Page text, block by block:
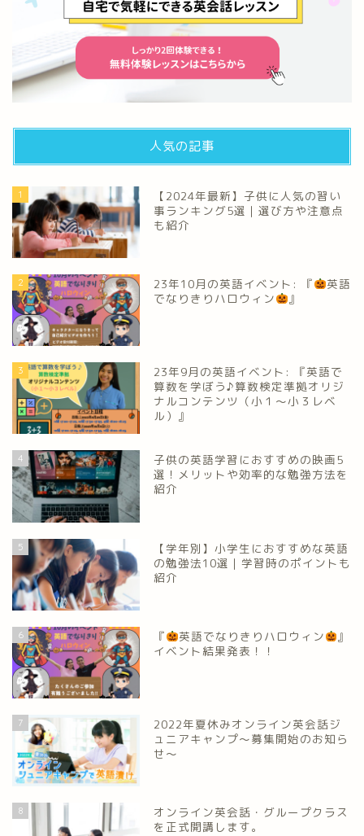
人気の記事
1
【2024年最新】子供に人気の習い
事ランキング5選｜選び方や注意点
も紹介
2 23年10月の英語イベント: 『
英語
でなりきりハロウィン
』
3
23年9月の英語イベント: 『英語で
算数を学ぼう♪算数検定準拠オリジ
ナルコンテンツ（小１～小３レベ
ル）』
4
子供の英語学習におすすめの映画5
選！メリットや効率的な勉強方法を
紹介
5
【学年別】小学生におすすめな英語
の勉強法10選｜学習時のポイントも
紹介
6 『 英語でなりきりハロウィン
』
イベント結果発表！！
7
2022年夏休みオンライン英会話ジ
ュニアキャンプ～募集開始のお知ら
せ～
8
オンライン英会話・グループクラス
を正式開講します。